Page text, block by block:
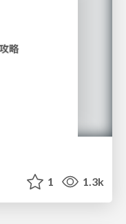
1 1.3k